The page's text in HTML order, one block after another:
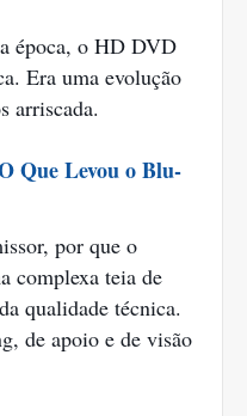
época, o HD DVD
Era uma evolução
arriscada.
Que Levou o Blu-
por que o
complexa teia de
qualidade técnica.
de apoio e de visão